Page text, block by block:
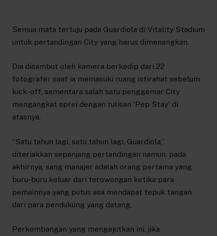
Semua mata tertuju pada Guardiola di Vitality Stadium
untuk pertandingan City yang harus dimenangkan.
Dia disambut oleh kamera berkedip dari 22
fotografer saat ia memasuki ruang istirahat sebelum
kick-off, sementara salah satu penggemar City
mengangkat sprei dengan tulisan 'Pep Stay' di
atasnya.
“Satu tahun lagi, satu tahun lagi, Guardiola,”
diteriakkan sepanjang pertandingan namun, pada
akhirnya, sang manajer adalah orang pertama yang
buru-buru keluar dari terowongan ketika para
pemainnya yang putus asa mendapat tepuk tangan
dari para pendukung yang datang.
Perkembangan yang mengejutkan ini, jika